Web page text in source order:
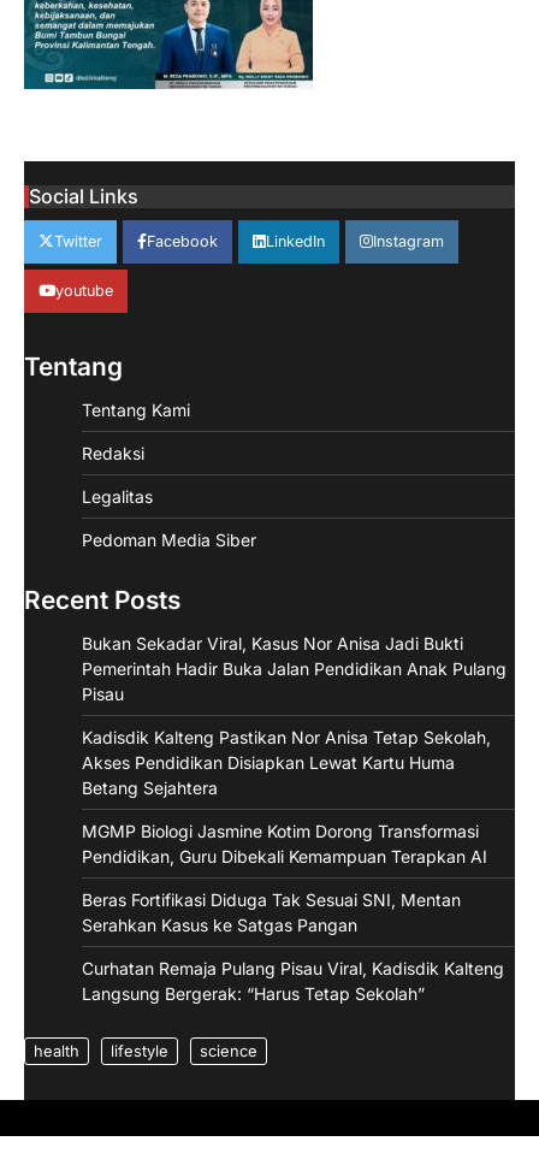
Social Links
Twitter Facebook LinkedIn Instagram
youtube
Tentang
Tentang Kami
Redaksi
Legalitas
Pedoman Media Siber
Recent Posts
Bukan Sekadar Viral, Kasus Nor Anisa Jadi Bukti
Pemerintah Hadir Buka Jalan Pendidikan Anak Pulang
Pisau
Kadisdik Kalteng Pastikan Nor Anisa Tetap Sekolah,
Akses Pendidikan Disiapkan Lewat Kartu Huma
Betang Sejahtera
MGMP Biologi Jasmine Kotim Dorong Transformasi
Pendidikan, Guru Dibekali Kemampuan Terapkan AI
Beras Fortifikasi Diduga Tak Sesuai SNI, Mentan
Serahkan Kasus ke Satgas Pangan
Curhatan Remaja Pulang Pisau Viral, Kadisdik Kalteng
Langsung Bergerak: “Harus Tetap Sekolah”
health lifestyle science